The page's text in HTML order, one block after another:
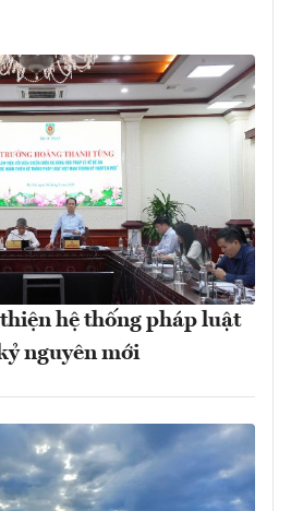
hệ thống pháp luật
nguyên mới